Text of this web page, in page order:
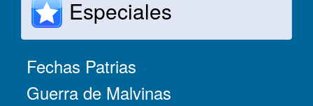
Especiales
Fechas Patrias
Guerra de Malvinas